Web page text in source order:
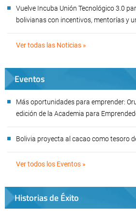
Vuelve Incuba Unión Tecnológico 3.0
bolivianas con incentivos, mentorías y
Ver todas las Noticias »
Eventos
Más oportunidades para emprender:
edición de la Academia para
Bolivia proyecta al cacao como tesoro
Ver todos los Eventos »
Historias de Éxito